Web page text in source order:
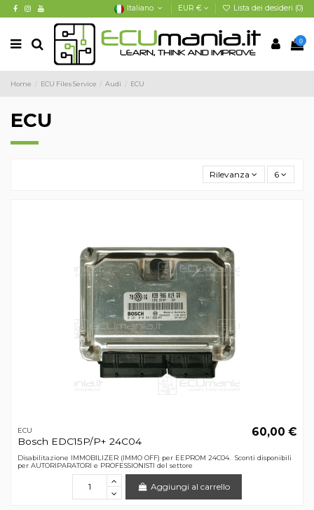
Italiano EUR € Lista dei desideri (0)
0
Home ECU Files Service Audi ECU
ECU
Rilevanza 6
ECU
Bosch EDC15P/P+ 24C04
60,00 €
Disabilitazione IMMOBILIZER (IMMO OFF) per EEPROM 24C04. Sconti disponibili
per AUTORIPARATORI e PROFESSIONISTI del settore
Aggiungi al carrello